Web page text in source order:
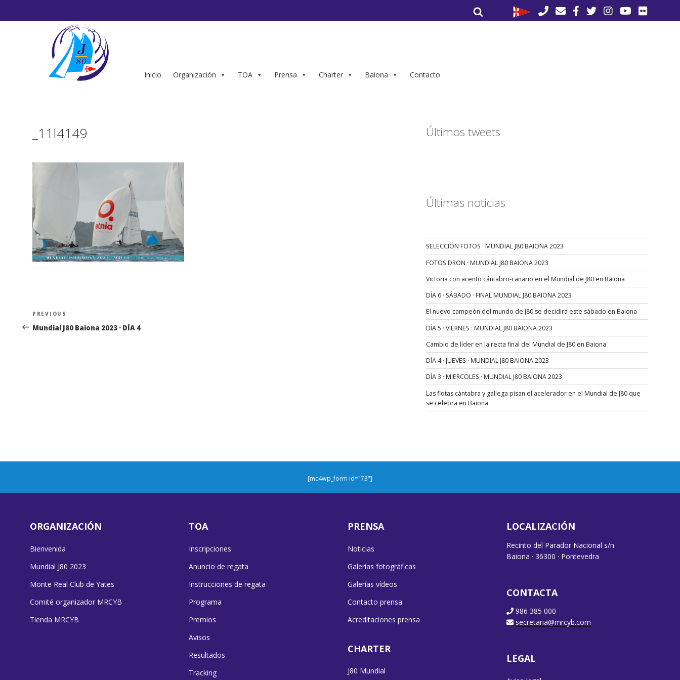
por:
Inicio Organización TOA Prensa Charter Baiona Contacto
_11I4149
Navegación
de
Previous
Post
PREVIOUS
Mundial J80 Baiona 2023 · DÍA 4
Últimos tweets
Últimas noticias
SELECCIÓN FOTOS · MUNDIAL J80 BAIONA 2023
FOTOS DRON · MUNDIAL J80 BAIONA 2023
Victoria con acento cántabro-canario en el Mundial de J80 en Baiona
DÍA 6 · SÁBADO · FINAL MUNDIAL J80 BAIONA 2023
El nuevo campeón del mundo de J80 se decidirá este sábado en Baiona
DÍA 5 · VIERNES · MUNDIAL J80 BAIONA 2023
Cambio de líder en la recta final del Mundial de J80 en Baiona
DÍA 4 · JUEVES · MUNDIAL J80 BAIONA 2023
DÍA 3 · MIERCOLES · MUNDIAL J80 BAIONA 2023
Las flotas cántabra y gallega pisan el acelerador en el Mundial de J80 que
se celebra en Baiona
[mc4wp_form id="73"]
ORGANIZACIÓN
Bienvenida
Mundial J80 2023
Monte Real Club de Yates
Comité organizador MRCYB
Tienda MRCYB
TOA
Inscripciones
Anuncio de regata
Instrucciones de regata
Programa
Premios
Avisos
Resultados
Tracking
PRENSA
Noticias
Galerías fotográficas
Galerías vídeos
Contacto prensa
Acreditaciones prensa
CHARTER
J80 Mundial
LOCALIZACIÓN
Recinto del Parador Nacional s/n
Baiona · 36300 · Pontevedra
CONTACTA
986 385 000
secretaria@mrcyb.com
LEGAL